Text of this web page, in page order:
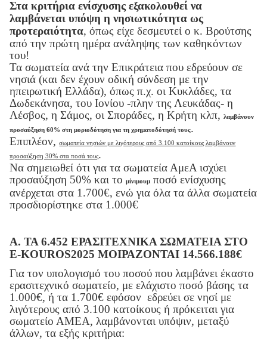
Στα κριτήρια ενίσχυσης εξακολουθεί να
λαμβάνεται υπόψη η νησιωτικότητα ως
προτεραιότητα, όπως είχε δεσμευτεί ο κ. Βρούτσης
από την πρώτη ημέρα ανάληψης των καθηκόντων
του!
Τα σωματεία ανά την Επικράτεια που εδρεύουν σε
νησιά (και δεν έχουν οδική σύνδεση με την
ηπειρωτική Ελλάδα), όπως π.χ. οι Κυκλάδες, τα
Δωδεκάνησα, του Ιονίου -πλην της Λευκάδας- η
Λέσβος, η Σάμος, οι Σποράδες, η Κρήτη κλπ,λαμβάνουν
προσαύξηση 60% στη μοριοδότηση για τη χρηματοδότησή τους.
Επιπλέον,σωματεία νησιών με λιγότερους από 3.100 κατοίκους λαμβάνουν
προσαύξηση 30% στα ποσά τους.
Να σημειωθεί ότι για τα σωματεία ΑμεΑ ισχύει
προσαύξηση 50% και τομίνιμουμ ποσό ενίσχυσης
ανέρχεται στα 1.700€, ενώ για όλα τα άλλα σωματεία
προσδιορίστηκε στα 1.000€
Α. ΤΑ 6.452 ΕΡΑΣΙΤΕΧΝΙΚΑ ΣΩΜΑΤΕΙΑ ΣΤΟ
E-KOUROS2025 ΜΟΙΡΑΖΟΝΤΑΙ 14.566.188€
Για τον υπολογισμό του ποσού που λαμβάνει έκαστο
ερασιτεχνικό σωματείο, με ελάχιστο ποσό βάσης τα
1.000€, ή τα 1.700€ εφόσον εδρεύει σε νησί με
λιγότερους από 3.100 κατοίκους ή πρόκειται για
σωματείο ΑΜΕΑ, λαμβάνονται υπόψιν, μεταξύ
άλλων, τα εξής κριτήρια: